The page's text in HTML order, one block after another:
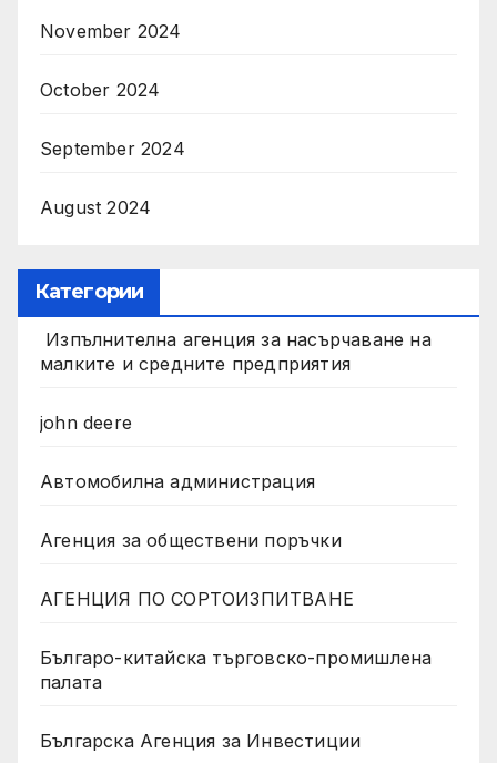
November 2024
October 2024
September 2024
August 2024
Категории
Изпълнителна агенция за насърчаване на
малките и средните предприятия
john deere
Автомобилна администрация
Агенция за обществени поръчки
АГЕНЦИЯ ПО СОРТОИЗПИТВАНЕ
Българо-китайска търговско-промишлена
палата
Българска Агенция за Инвестиции